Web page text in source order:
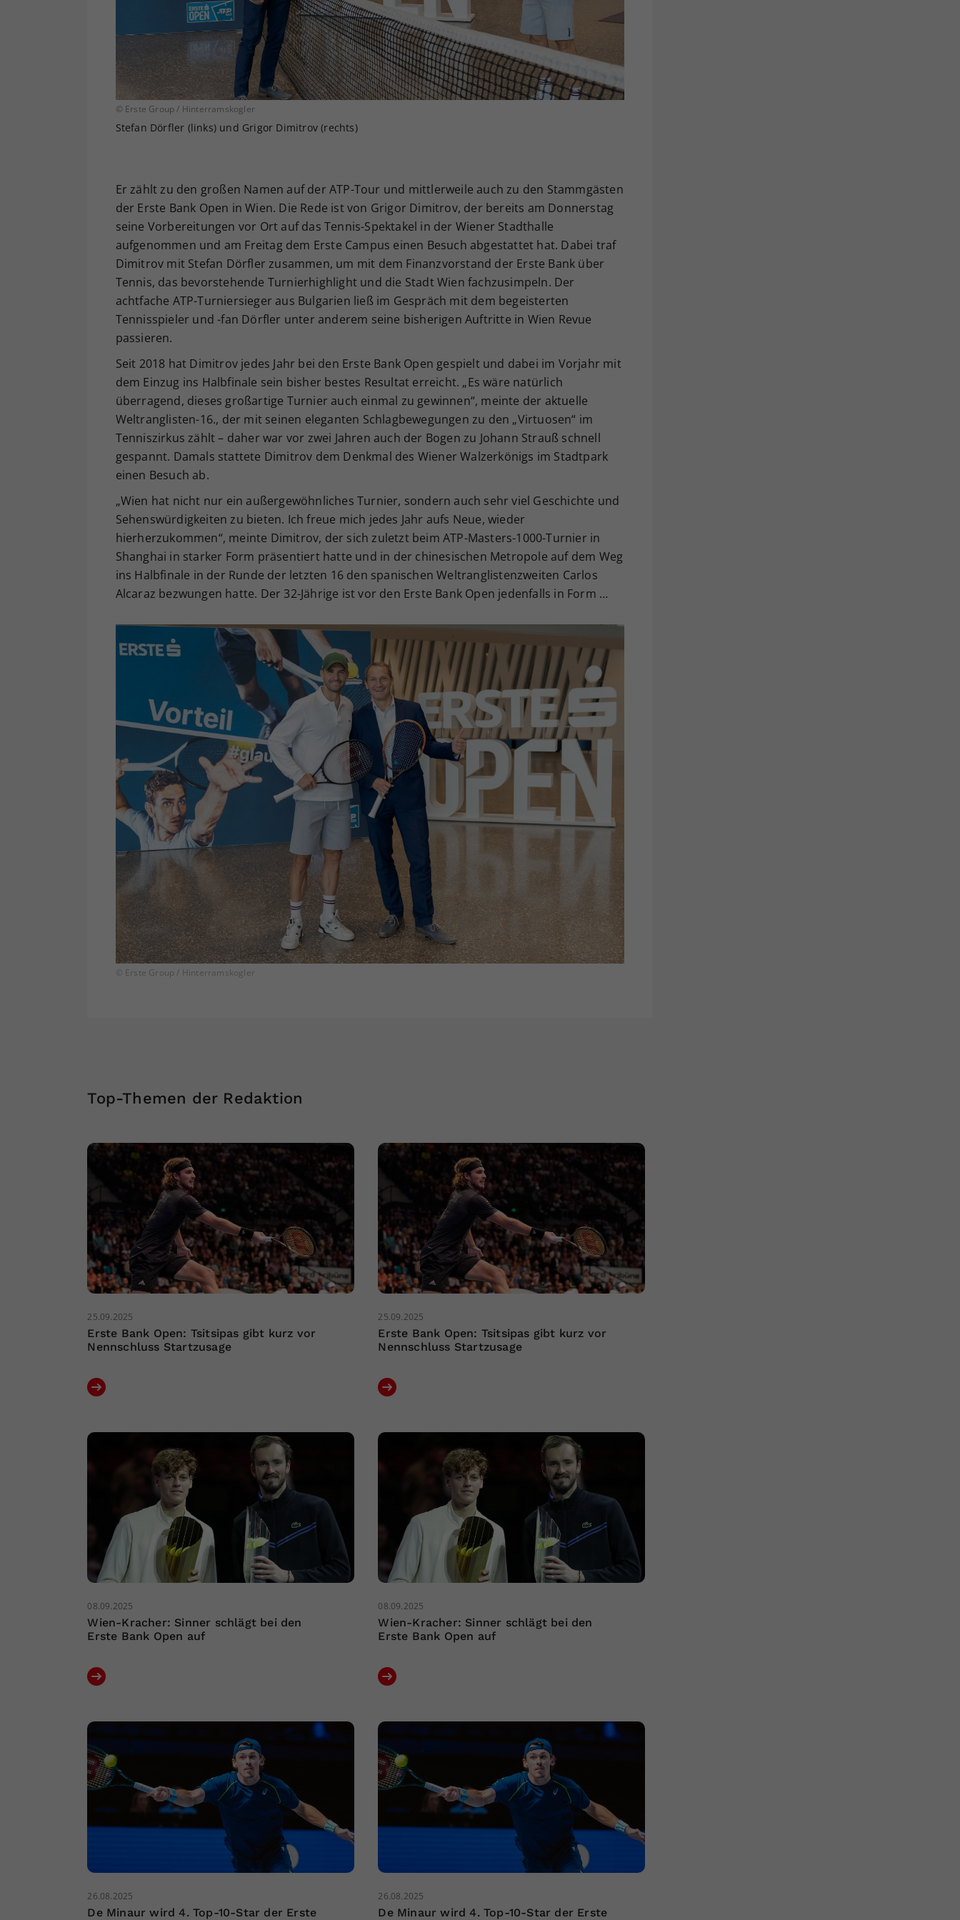
© Erste Group / Hinterramskogler
Stefan Dörfler (links) und Grigor Dimitrov (rechts)
Er zählt zu den großen Namen auf der ATP-Tour und mittlerweile auch zu den Stammgästen
der Erste Bank Open in Wien. Die Rede ist von Grigor Dimitrov, der bereits am Donnerstag
seine Vorbereitungen vor Ort auf das Tennis-Spektakel in der Wiener Stadthalle
aufgenommen und am Freitag dem Erste Campus einen Besuch abgestattet hat. Dabei traf
Dimitrov mit Stefan Dörfler zusammen, um mit dem Finanzvorstand der Erste Bank über
Tennis, das bevorstehende Turnierhighlight und die Stadt Wien fachzusimpeln. Der
achtfache ATP-Turniersieger aus Bulgarien ließ im Gespräch mit dem begeisterten
Tennisspieler und -fan Dörfler unter anderem seine bisherigen Auftritte in Wien Revue
passieren.
Seit 2018 hat Dimitrov jedes Jahr bei den Erste Bank Open gespielt und dabei im Vorjahr mit
dem Einzug ins Halbfinale sein bisher bestes Resultat erreicht. „Es wäre natürlich
überragend, dieses großartige Turnier auch einmal zu gewinnen“, meinte der aktuelle
Weltranglisten-16., der mit seinen eleganten Schlagbewegungen zu den „Virtuosen“ im
Tenniszirkus zählt – daher war vor zwei Jahren auch der Bogen zu Johann Strauß schnell
gespannt. Damals stattete Dimitrov dem Denkmal des Wiener Walzerkönigs im Stadtpark
einen Besuch ab.
„Wien hat nicht nur ein außergewöhnliches Turnier, sondern auch sehr viel Geschichte und
Sehenswürdigkeiten zu bieten. Ich freue mich jedes Jahr aufs Neue, wieder
hierherzukommen“, meinte Dimitrov, der sich zuletzt beim ATP-Masters-1000-Turnier in
Shanghai in starker Form präsentiert hatte und in der chinesischen Metropole auf dem Weg
ins Halbfinale in der Runde der letzten 16 den spanischen Weltranglistenzweiten Carlos
Alcaraz bezwungen hatte. Der 32-Jährige ist vor den Erste Bank Open jedenfalls in Form …
© Erste Group / Hinterramskogler
Top-Themen der Redaktion
25.09.2025
Erste Bank Open: Tsitsipas gibt kurz vor
Nennschluss Startzusage
25.09.2025
Erste Bank Open: Tsitsipas gibt kurz vor
Nennschluss Startzusage
08.09.2025
Wien-Kracher: Sinner schlägt bei den
Erste Bank Open auf
08.09.2025
Wien-Kracher: Sinner schlägt bei den
Erste Bank Open auf
26.08.2025
De Minaur wird 4. Top-10-Star der Erste
26.08.2025
De Minaur wird 4. Top-10-Star der Erste
Ihrer vorgenommen Einstellungen, falls der
Webseiten-Betreiber dies eingestellt hat.